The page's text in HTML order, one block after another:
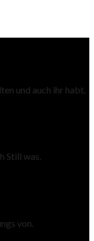
und auch ihr habt.
Still was.
von.